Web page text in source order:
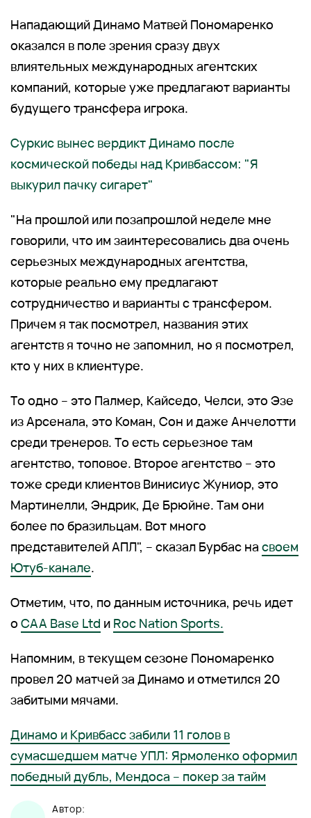
Нападающий Динамо Матвей Пономаренко
оказался в поле зрения сразу двух
влиятельных международных агентских
компаний, которые уже предлагают варианты
будущего трансфера игрока.
Суркис вынес вердикт Динамо после
космической победы над Кривбассом: "Я
выкурил пачку сигарет"
"На прошлой или позапрошлой неделе мне
говорили, что им заинтересовались два очень
серьезных международных агентства,
которые реально ему предлагают
сотрудничество и варианты с трансфером.
Причем я так посмотрел, названия этих
агентств я точно не запомнил, но я посмотрел,
кто у них в клиентуре.
То одно – это Палмер, Кайседо, Челси, это Эзе
из Арсенала, это Коман, Сон и даже Анчелотти
среди тренеров. То есть серьезное там
агентство, топовое. Второе агентство – это
тоже среди клиентов Винисиус Жуниор, это
Мартинелли, Эндрик, Де Брюйне. Там они
более по бразильцам. Вот много
представителей АПЛ", – сказал Бурбас на своем
Ютуб-канале.
Отметим, что, по данным источника, речь идет
о CAA Base Ltd и Roc Nation Sports.
Напомним, в текущем сезоне Пономаренко
провел 20 матчей за Динамо и отметился 20
забитыми мячами.
Динамо и Кривбасс забили 11 голов в
сумасшедшем матче УПЛ: Ярмоленко оформил
победный дубль, Мендоса – покер за тайм
Автор: